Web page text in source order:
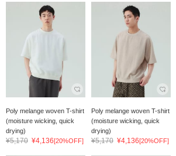
Poly melange woven T-shirt
(moisture wicking, quick
drying)
¥5,170 ¥4,136[20%OFF]
Poly melange woven T-shirt
(moisture wicking, quick
drying)
¥5,170 ¥4,136[20%OFF]